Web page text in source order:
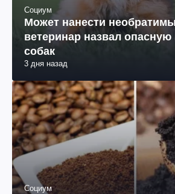
Социум
Может нанести
ветеринар назвал опасную
собак
3 дня назад
Социум